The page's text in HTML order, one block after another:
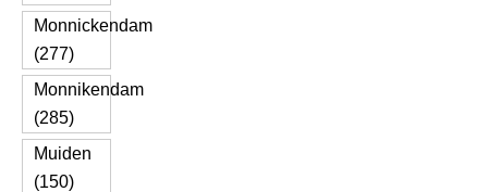
Monnickendam
(277)
Monnikendam
(285)
Muiden
(150)